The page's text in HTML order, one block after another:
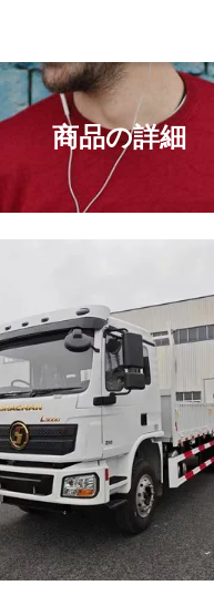
商品の詳細